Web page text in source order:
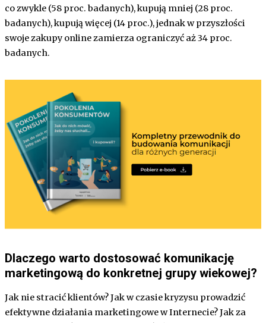
co zwykle (58 proc. badanych), kupują mniej (28 proc.
badanych), kupują więcej (14 proc.), jednak w przyszłości
swoje zakupy online zamierza ograniczyć aż 34 proc.
badanych.
Dlaczego warto dostosować komunikację
marketingową do konkretnej grupy wiekowej?
Jak nie stracić klientów? Jak w czasie kryzysu prowadzić
efektywne działania marketingowe w Internecie? Jak za